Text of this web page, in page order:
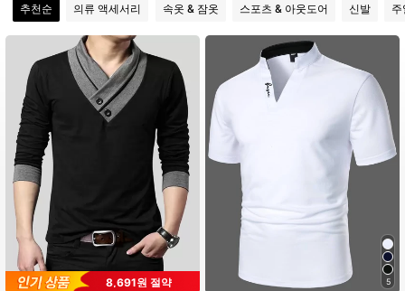
4.91 607K 팔로워
4.91 607K 팔로워
607K 팔로워
607K 팔로워
607K 팔로워
추천순 의류 액세서리 속옷 & 잠옷 스포츠 & 아웃도어 신발
8,691원 절약
5